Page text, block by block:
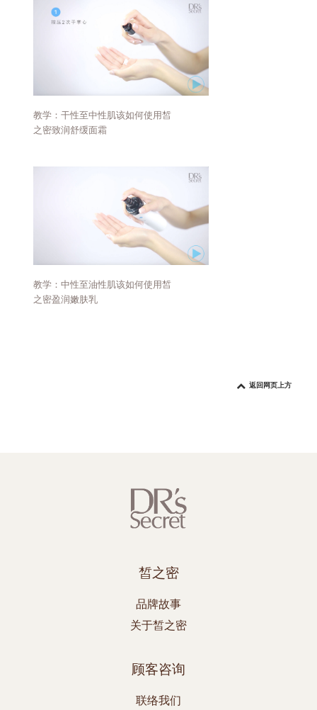
教学：干性至中性肌该如何使用皙
之密致润舒缓面霜
教学：中性至油性肌该如何使用皙
之密盈润嫩肤乳
返回网页上方
皙之密
品牌故事
关于皙之密
顾客咨询
联络我们